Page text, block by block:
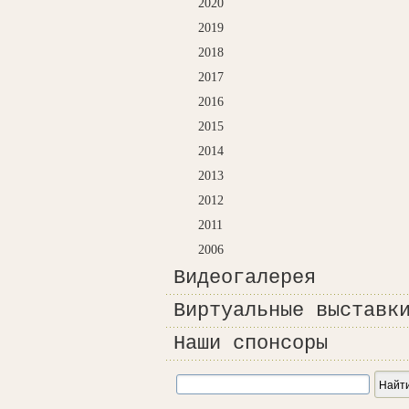
2020
2019
2018
2017
2016
2015
2014
2013
2012
2011
2006
Видеогалерея
Виртуальные
Наши спонсоры